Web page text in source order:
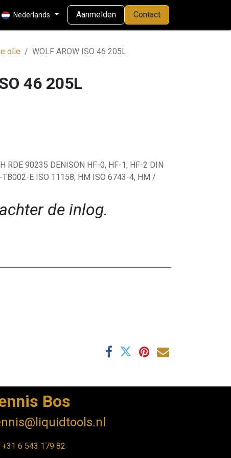
Nederlands Aanmelden Contact
olie WOLF AROW ISO 46 205L
46 205L
RDE 90235 DENISON HF-0, HF-1, HF-2 DIN
TB002-E ISO 11158, HM ISO 6743-4, HM /
de inlog.
Bos
+31 6 543 179 82